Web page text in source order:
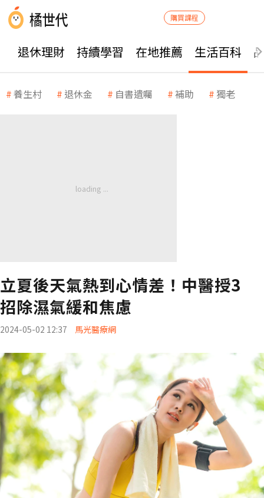
購買課程
退休理財 持續學習 在地推薦 生活百科
養生村 退休金 自書遺囑 補助 獨老
立夏後天氣熱到心情差！中醫授3
招除濕氣緩和焦慮
2024-05-02 12:37 馬光醫療網